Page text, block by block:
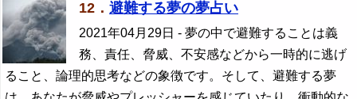
12． 避難する夢の夢占い
2021年04月29日 - 夢の中で避難することは義
務、責任、脅威、不安感などから一時的に逃げ
ること、論理的思考などの象徴です。そして、避難する夢